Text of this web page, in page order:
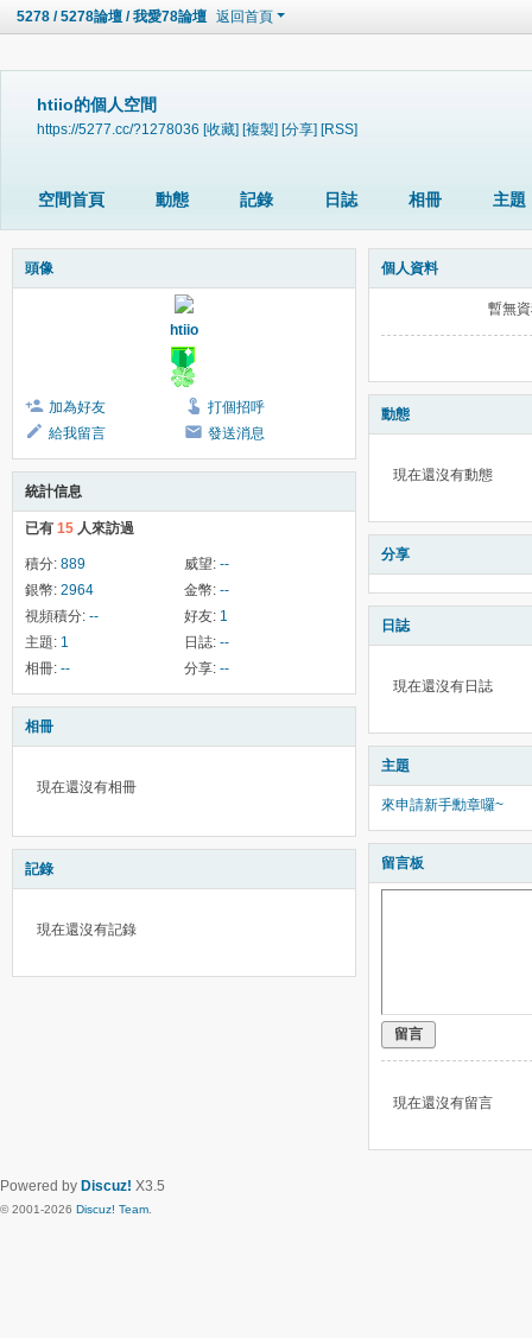
5278 / 5278論壇 / 我愛78論壇 返回首頁
htiio的個人空間
https://5277.cc/?1278036 [收藏] [複製] [分享] [RSS]
空間首頁 動態 記錄 日誌 相冊 主題
頭像
htiio
加為好友
打個招呼
給我留言
發送消息
統計信息
已有 15 人來訪過
積分: 889 威望: --
銀幣: 2964 金幣: --
視頻積分: -- 好友: 1
主題: 1 日誌: --
相冊: -- 分享: --
相冊
現在還沒有相冊
記錄
現在還沒有記錄
個人資料
暫無
動態
現在還沒有動態
分享
日誌
現在還沒有日誌
主題
來申請新手勳章囉~
留言板
留言
現在還沒有留言
Powered by Discuz! X3.5
© 2001-2026 Discuz! Team